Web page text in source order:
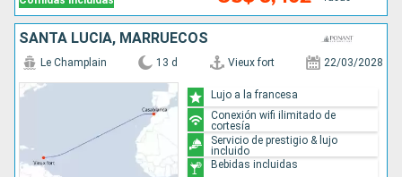
SANTA LUCIA, MARRUECOS
Le Champlain 13 d Vieux fort 22/03/2028
Lujo a la francesa
Conexión wifi ilimitado de
cortesía
Servicio de prestigio & lujo
incluido
Bebidas incluidas